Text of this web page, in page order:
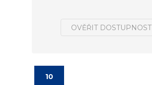
OVĚŘIT DOSTUPNOST
10